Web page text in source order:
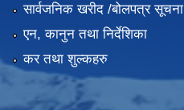
सार्वजनिक खरीद /बोलपत्र सूचना
एन, कानुन तथा निर्देशिका
कर तथा शुल्कहरु